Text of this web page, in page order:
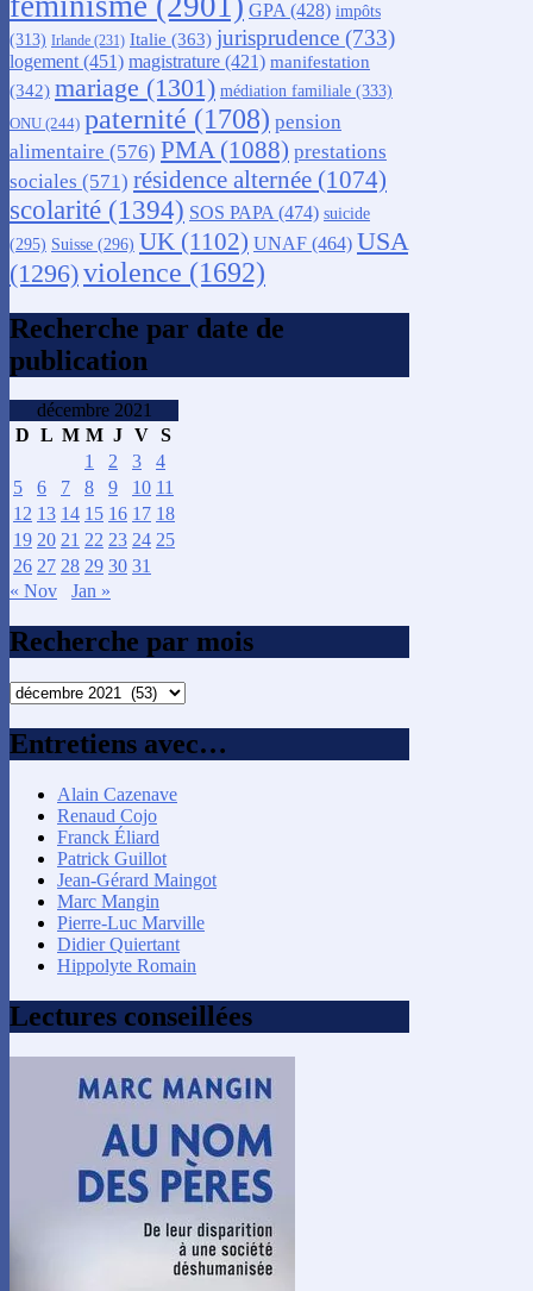
GPA (428) impôts
(313) Irlande (231) Italie (363) jurisprudence (733)
logement (451) magistrature (421) manifestation
(342) mariage (1301) médiation familiale (333)
ONU (244) paternité (1708) pension
alimentaire (576) PMA (1088) prestations
sociales (571) résidence alternée (1074)
scolarité (1394) SOS PAPA (474) suicide
(295) Suisse (296) UK (1102) UNAF (464) USA
(1296)violence (1692)
Recherche par date de
publication
décembre 2021
D L M M J V S
1
2 3
4
5
6 7 8 9 10 11
12 13 14 15 16 17 18
19 20 21 22 23 24 25
26 27 28 29 30 31
« Nov
Jan »
Recherche par mois
Recherche
mois
Entretiens avec…
Alain Cazenave
Renaud Cojo
Franck Éliard
Patrick Guillot
Jean-Gérard Maingot
Marc Mangin
Pierre-Luc Marville
Didier Quiertant
Hippolyte Romain
Lectures conseillées